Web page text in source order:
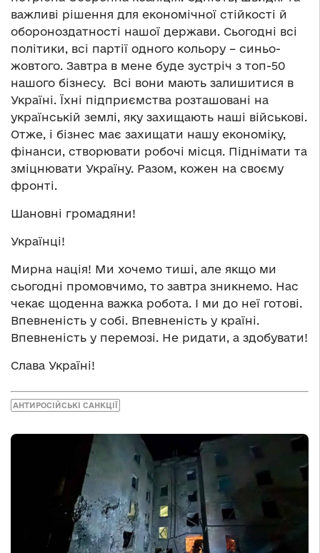
важливі рішення для економічної стійкості й
обороноздатності нашої держави. Сьогодні всі
політики, всі партії одного кольору – синьо-
жовтого. Завтра в мене буде зустріч з топ-50
нашого бізнесу. Всі вони мають залишитися в
Україні. Їхні підприємства розташовані на
українській землі, яку захищають наші військові.
Отже, і бізнес має захищати нашу економіку,
фінанси, створювати робочі місця. Піднімати та
зміцнювати Україну. Разом, кожен на своєму
фронті.
Шановні громадяни!
Українці!
Мирна нація! Ми хочемо тиші, але якщо ми
сьогодні промовчимо, то завтра зникнемо. Нас
чекає щоденна важка робота. І ми до неї готові.
Впевненість у собі. Впевненість у країні.
Впевненість у перемозі. Не ридати, а здобувати!
Слава Україні!
АНТИРОСІЙСЬКІ САНКЦІЇ